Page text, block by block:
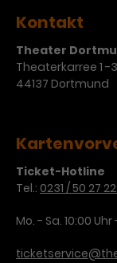
Zweck
Kontakt
Theater
Theaterkarree 1 -3
44137 Dortmund
Ticket-Hotline
Tel.: 0231 / 50 27
Mo. - Sa. 10:00 Uhr